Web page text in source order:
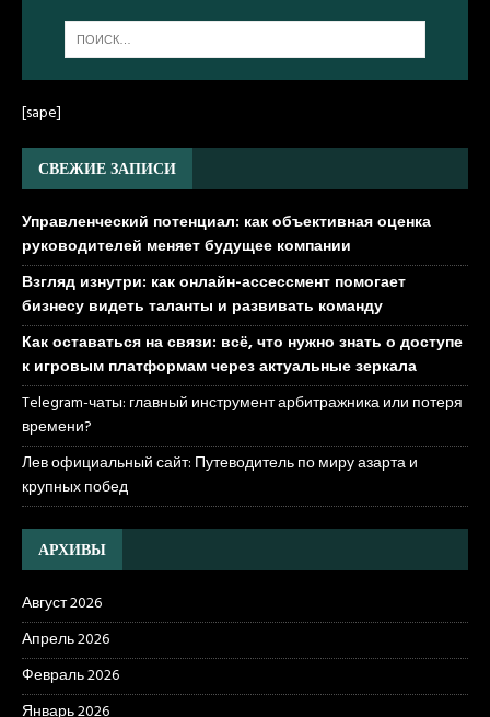
[sape]
СВЕЖИЕ ЗАПИСИ
Управленческий потенциал: как объективная оценка
руководителей меняет будущее компании
Взгляд изнутри: как онлайн-ассессмент помогает
бизнесу видеть таланты и развивать команду
Как оставаться на связи: всё, что нужно знать о доступе
к игровым платформам через актуальные зеркала
Telegram-чаты: главный инструмент арбитражника или потеря
времени?
Лев официальный сайт: Путеводитель по миру азарта и
крупных побед
АРХИВЫ
Август 2026
Апрель 2026
Февраль 2026